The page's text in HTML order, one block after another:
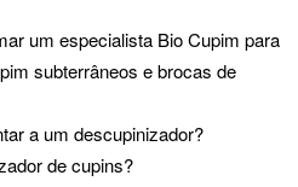
um especialista Bio Cupim para
subterrâneos e brocas de
a um descupinizador?
de cupins?